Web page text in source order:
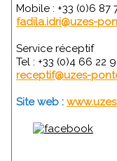
Mobile : +33 (0)6 87
fadila.idri@uzes-
Service réceptif
Tel : +33 (0)4 66 22
receptif@uzes-
Site web :